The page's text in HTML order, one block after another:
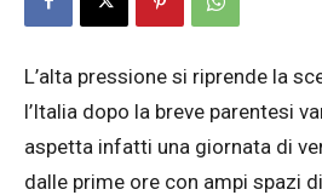
L’alta pressione si riprende la
l’Italia dopo la breve parentesi
aspetta infatti una giornata di
dalle prime ore con ampi spazi